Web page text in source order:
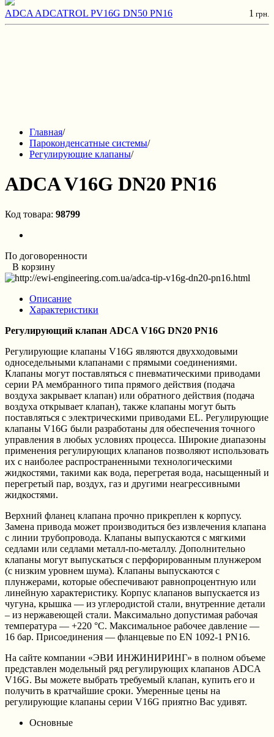
ADCA ADCATROL PV16G DN50 PN16 1 грн.
Главная/
Пароконденсатные системы/
Регулирующие клапаны/
ADCA V16G DN20 PN16
Код товара: 98799
По договоренности
В корзину
Описание
Характеристики
Регулирующий клапан ADCA V16G DN20 PN16
Регулирующие клапаны V16G являются двухходовыми
односедельными клапанами с прямыми соединениями.
Клапаны могут поставляться с пневматическими приводами
серии PA мембранного типа прямого действия (подача
воздуха закрывает клапан) или обратного действия (подача
воздуха открывает клапан), также клапаны могут быть
поставляться с электрическими приводами EL. Регулирующие
клапаны V16G были разработаны для обеспечения точного
управления в любых условиях процесса. Широкие диапазоны
применения регулирующих клапанов позволяют использовать
их с наиболее распространенными технологическими
жидкостями, такими как вода, перегретая вода, насыщенный и
перегретый пар, воздух, газ и другими неагрессивными
жидкостями.
Верхний фланец клапана прочно прикреплен к корпусу.
Замена привода может производиться без извлечения клапана
с линии трубопровода. Клапаны выпускаются с мягкими
седлами или седлами металл-по-металлу. Дополнительно
клапаны могут выпускаться с перфорированным плунжером
(с низким уровнем шума). Клапаны выпускаются с
плунжерами, которые обеспечивают равнопроцентную или
линейную характеристику. Корпус клапанов выпускается из
чугуна, крышка — из углеродистой стали, внутренние детали
– из нержавеющей стали. Максимально допустимая рабочая
температура — +220 °C. Максимальное рабочее давление —
16 бар. Присоединения — фланцевые по EN 1092-1 PN16.
На сайте компании «ЭВИ ИНЖИНИРИНГ» в полном объеме
представлен модельный ряд регулирующих клапанов ADCA
V16G. Вы можете выбрать требуемый клапан, купить его и
получить в кратчайшие сроки. Умеренные цены на
регулирующие клапаны серии V16G приятно Вас удивят.
Основные